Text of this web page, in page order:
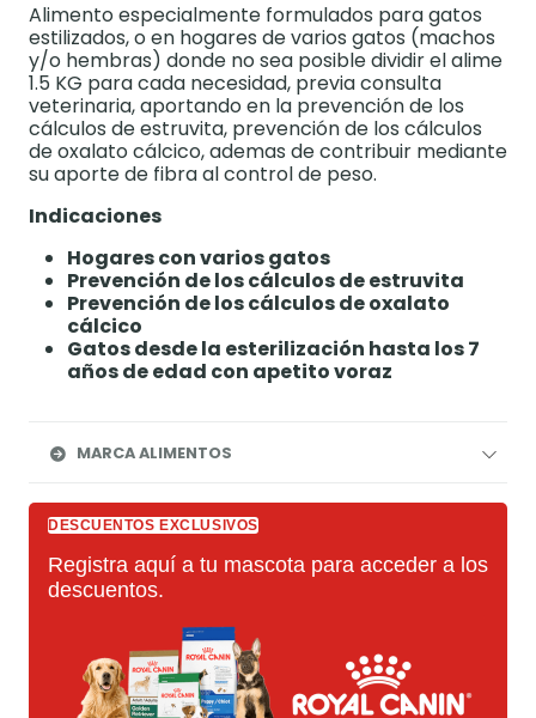
Alimento especialmente formulados para gatos
estilizados, o en hogares de varios gatos (machos
y/o hembras) donde no sea posible dividir el alime
1.5 KG para cada necesidad, previa consulta
veterinaria, aportando en la prevención de los
cálculos de estruvita, prevención de los cálculos
de oxalato cálcico, ademas de contribuir mediante
su aporte de fibra al control de peso.
Indicaciones
Hogares con varios gatos
Prevención de los cálculos de estruvita
Prevención de los cálculos de oxalato
cálcico
Gatos desde la esterilización hasta los 7
años de edad con apetito voraz
MARCA ALIMENTOS
DESCUENTOS EXCLUSIVOS
Registra aquí a tu mascota para acceder a los
descuentos.